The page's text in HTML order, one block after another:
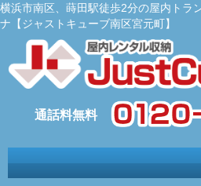
横浜市南区、蒔田駅徒歩2分の屋内トラ
ナ【ジャストキューブ南区宮元町】
トップ
– Top –